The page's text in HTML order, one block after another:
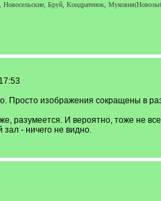
Бруй, Кондратенок,
изображения сокращены в
разумеется. И вероятно, тоже не
- ничего не видно.